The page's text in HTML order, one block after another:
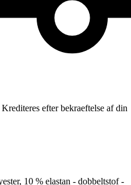
Krediteres efter bekraeftelse af din
10 % elastan - dobbeltstof -